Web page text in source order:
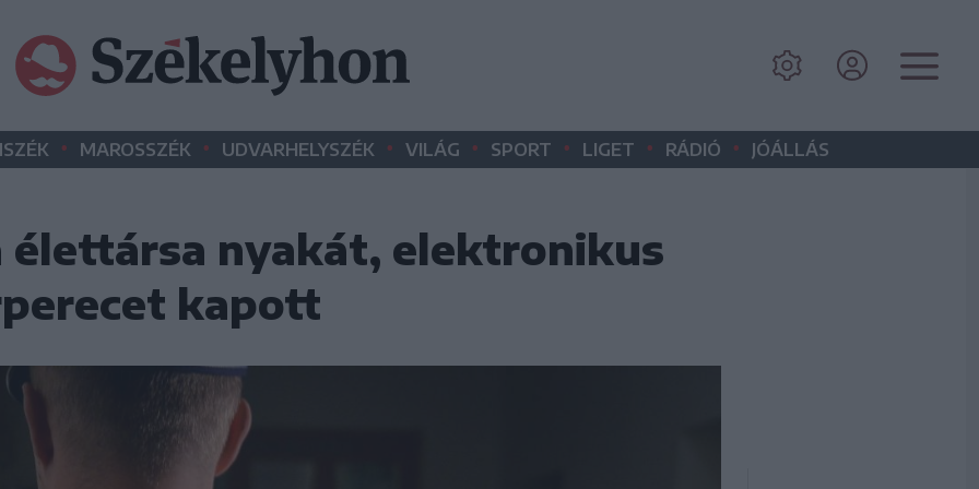
• MAROSSZÉK • UDVARHELYSZÉK • VILÁG • SPORT • LIGET • RÁDIÓ • JÓÁLLÁS
nyakát, elektronikus
kapott